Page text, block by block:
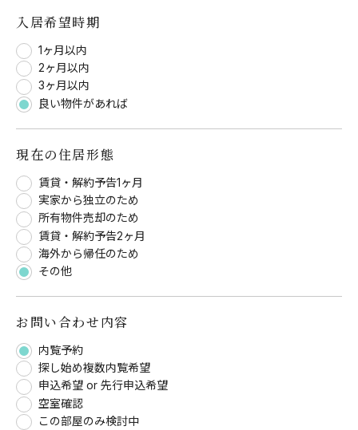
入居希望時期
1ヶ月以内
2ヶ月以内
3ヶ月以内
良い物件があれば
現在の住居形態
賃貸・解約予告1ヶ月
実家から独立のため
所有物件売却のため
賃貸・解約予告2ヶ月
海外から帰任のため
その他
お問い合わせ内容
内覧予約
探し始め複数内覧希望
申込希望 or 先行申込希望
空室確認
この部屋のみ検討中